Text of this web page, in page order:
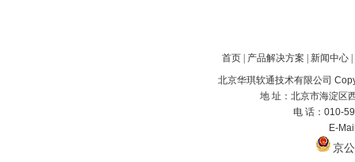
首页 产品解决方案 新闻中心
北京华琪软通技术有限公司
地 址：北京市海淀区
电 话：010-
E-
京